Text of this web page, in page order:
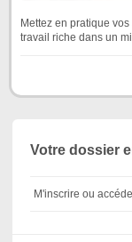
Mettez en pratique
travail riche dans un
Votre dossier
M'inscrire ou